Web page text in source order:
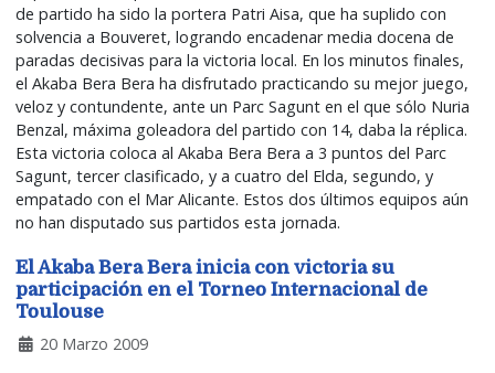
de partido ha sido la portera Patri Aisa, que ha suplido con
solvencia a Bouveret, logrando encadenar media docena de
paradas decisivas para la victoria local. En los minutos finales,
el Akaba Bera Bera ha disfrutado practicando su mejor juego,
veloz y contundente, ante un Parc Sagunt en el que sólo Nuria
Benzal, máxima goleadora del partido con 14, daba la réplica.
Esta victoria coloca al Akaba Bera Bera a 3 puntos del Parc
Sagunt, tercer clasificado, y a cuatro del Elda, segundo, y
empatado con el Mar Alicante. Estos dos últimos equipos aún
no han disputado sus partidos esta jornada.
El Akaba Bera Bera inicia con victoria su
participación en el Torneo Internacional de
Toulouse
20 Marzo 2009